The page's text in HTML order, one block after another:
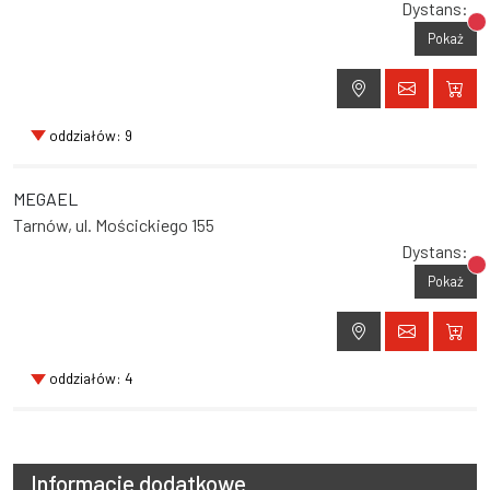
Dystans:
Pokaż
oddziałów: 9
MEGAEL
Tarnów, ul. Mościckiego 155
Dystans:
Pokaż
oddziałów: 4
Informacje dodatkowe